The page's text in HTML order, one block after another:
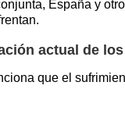
España y
actual de
que el